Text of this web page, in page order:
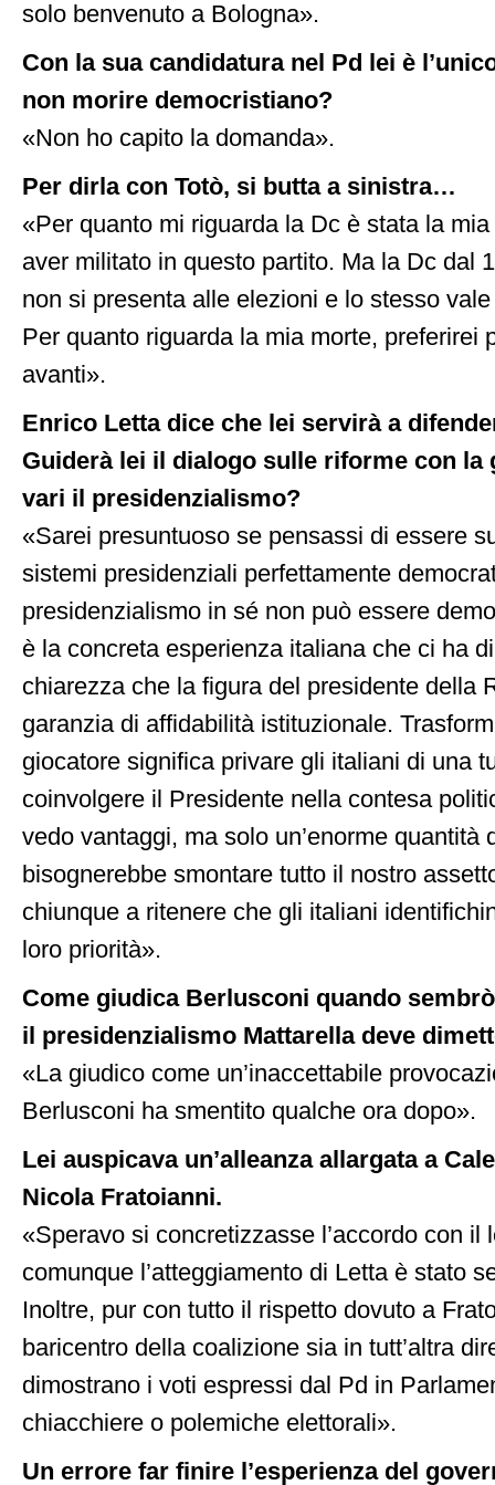
solo benvenuto a Bologna».
Con la sua candidatura nel Pd lei è
non morire democristiano?
«Non ho capito la domanda».
Per dirla con Totò, si butta a sinistra…
«Per quanto mi riguarda la Dc è stata la
aver militato in questo partito. Ma la Dc dal
non si presenta alle elezioni e lo stesso
Per quanto riguarda la mia morte, preferirei
avanti».
Enrico Letta dice che lei servirà a
Guiderà lei il dialogo sulle riforme con la
vari il presidenzialismo?
«Sarei presuntuoso se pensassi di essere
sistemi presidenziali perfettamente
presidenzialismo in sé non può essere
è la concreta esperienza italiana che ci ha
chiarezza che la figura del presidente della
garanzia di affidabilità istituzionale.
giocatore significa privare gli italiani di una
coinvolgere il Presidente nella contesa
vedo vantaggi, ma solo un’enorme quantità
bisognerebbe smontare tutto il nostro
chiunque a ritenere che gli italiani
loro priorità».
Come giudica Berlusconi quando
il presidenzialismo Mattarella deve
«La giudico come un’inaccettabile
Berlusconi ha smentito qualche ora dopo».
Lei auspicava un’alleanza allargata a
Nicola Fratoianni.
«Speravo si concretizzasse l’accordo con il
comunque l’atteggiamento di Letta è stato
Inoltre, pur con tutto il rispetto dovuto a
baricentro della coalizione sia in tutt’altra
dimostrano i voti espressi dal Pd in
chiacchiere o polemiche elettorali».
Un errore far finire l’esperienza del